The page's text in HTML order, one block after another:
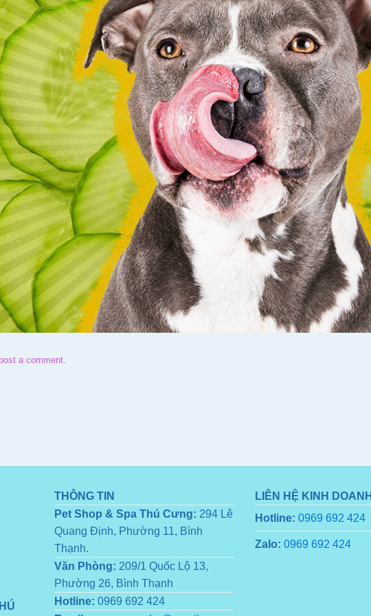
post a comment
THÔNG TIN
Pet Shop & Spa Thú Cưng: 294 Lê
Quang Định, Phường 11, Bình
Thạnh.
Văn Phòng: 209/1 Quốc Lộ 13,
Phường 26, Bình Thạnh
Hotline: 0969 692 424
LIÊN HỆ KINH DOANH
Hotline: 0969 692 424
Zalo: 0969 692 424